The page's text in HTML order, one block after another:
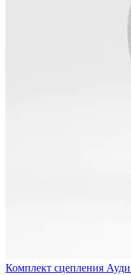
Комплект сцепления